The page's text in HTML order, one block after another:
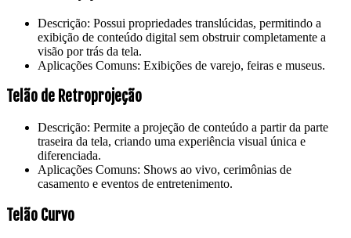
Descrição: Possui propriedades translúcidas, permitindo a
exibição de conteúdo digital sem obstruir completamente a
visão por trás da tela.
Aplicações Comuns: Exibições de varejo, feiras e museus.
Telão de Retroprojeção
Descrição: Permite a projeção de conteúdo a partir da parte
traseira da tela, criando uma experiência visual única e
diferenciada.
Aplicações Comuns: Shows ao vivo, cerimônias de
casamento e eventos de entretenimento.
Telão Curvo